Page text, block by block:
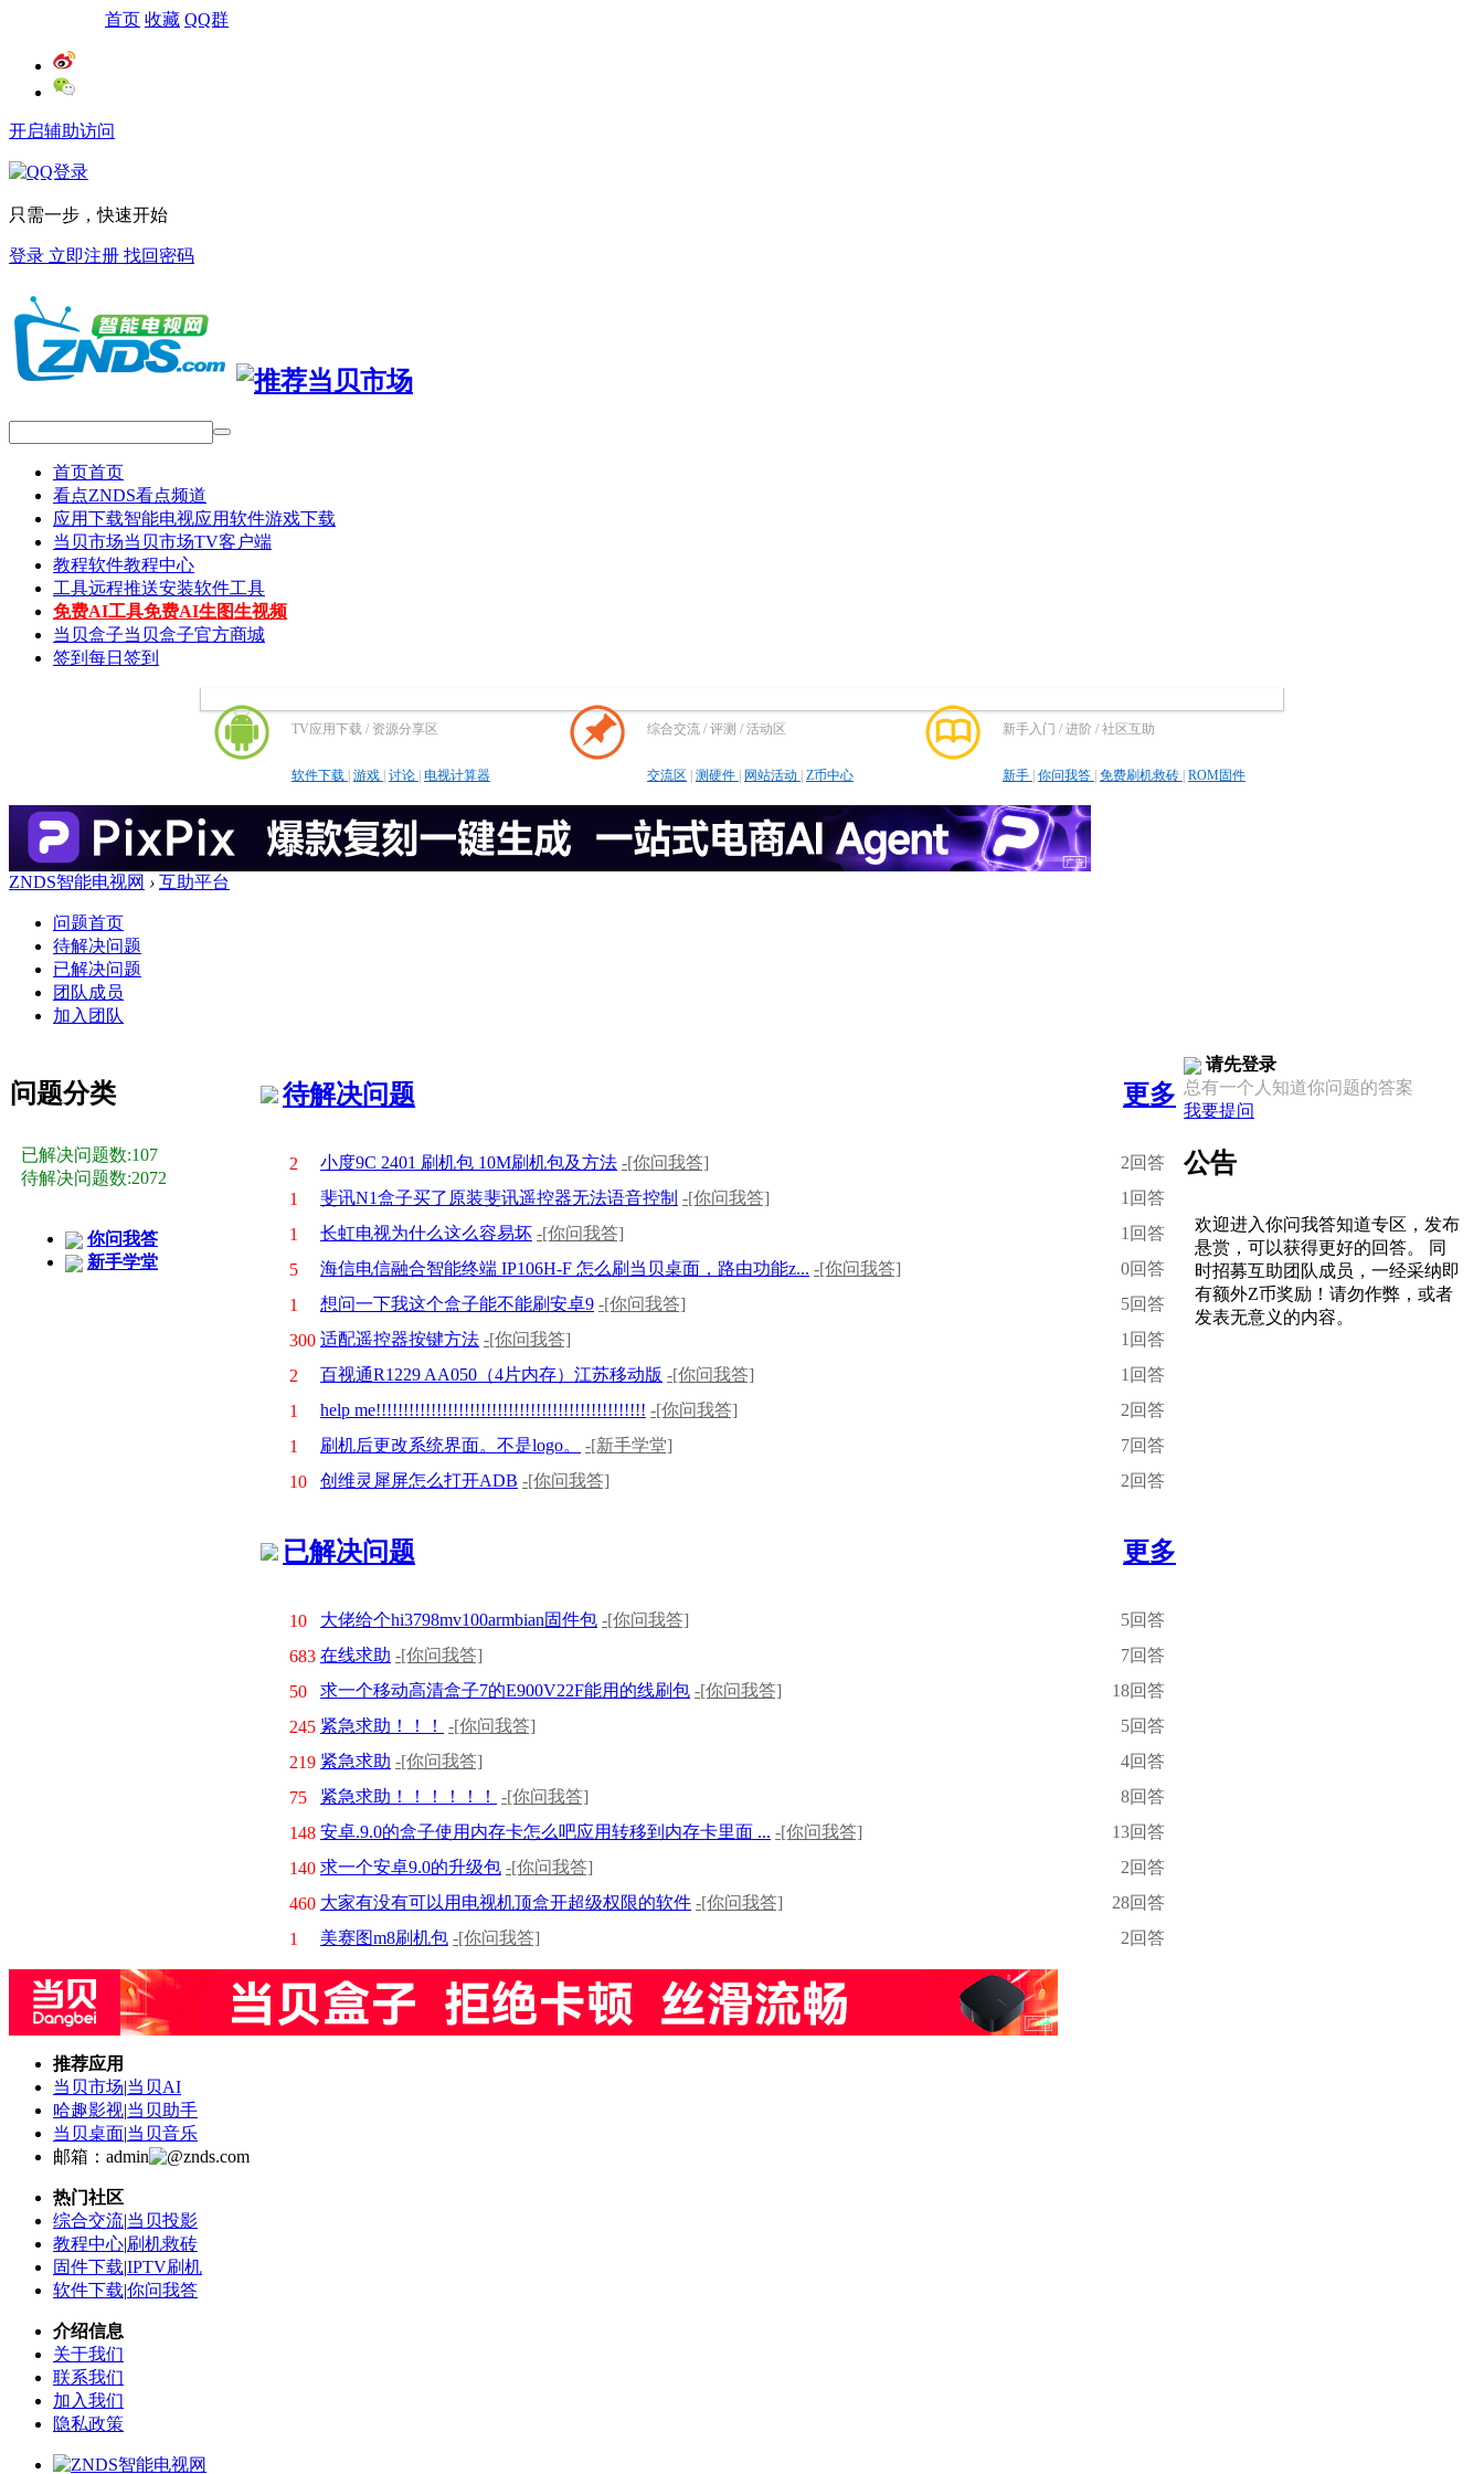
首页 收藏 QQ群
开启辅助访问
只需一步，快速开始
登录 立即注册 找回密码
首页首页
看点ZNDS看点频道
应用下载智能电视应用软件游戏下载
当贝市场当贝市场TV客户端
教程软件教程中心
工具远程推送安装软件工具
免费AI工具免费AI生图生视频
当贝盒子当贝盒子官方商城
签到 每日签到
TV应用下载 / 资源分享区
软件下载 | 游戏 | 讨论 | 电视计算器
综合交流 / 评测 / 活动区
交流区 | 测硬件 | 网站活动 | Z币中心
新手入门 / 进阶 / 社区互助
新手 | 你问我答 | 免费刷机救砖 | ROM固件
ZNDS智能电视网 › 互助平台
问题首页
待解决问题
已解决问题
团队成员
加入团队
问题分类
已解决问题数:107
待解决问题数:2072
你问我答
新手学堂
待解决问题 更多
2 小度9C 2401 刷机包 10M刷机包及方法 -[你问我答]
2回答
1
斐讯N1盒子买了原装斐讯遥控器无法语音控制 -[你问我答]
1回答
1
长虹电视为什么这么容易坏 -[你问我答]
1回答
5
海信电信融合智能终端 IP106H-F 怎么刷当贝桌面，路由功能z... -[你问我答]
0回答
1
想问一下我这个盒子能不能刷安卓9 -[你问我答]
5回答
300 适配遥控器按键方法 -[你问我答]
1回答
2
百视通R1229 AA050（4片内存）江苏移动版 -[你问我答]
1回答
1
help me!!!!!!!!!!!!!!!!!!!!!!!!!!!!!!!!!!!!!!!!!!!!!!!!! -[你问我答]
2回答
1
刷机后更改系统界面。不是logo。 -[新手学堂]
7回答
10
创维灵犀屏怎么打开ADB -[你问我答] 2回答
已解决问题 更多
10 大佬给个hi3798mv100armbian固件包 -[你问我答]
5回答
683 在线求助 -[你问我答]
7回答
50
求一个移动高清盒子7的E900V22F能用的线刷包 -[你问我答]
18回答
245 紧急求助！！！ -[你问我答]
5回答
219 紧急求助 -[你问我答]
4回答
75
紧急求助！！！！！！ -[你问我答]
8回答
148 安卓.9.0的盒子使用内存卡怎么吧应用转移到内存卡里面 ... -[你问我答]
13回答
140 求一个安卓9.0的升级包 -[你问我答]
2回答
460 大家有没有可以用电视机顶盒开超级权限的软件 -[你问我答]
28回答
1
美赛图m8刷机包 -[你问我答] 2回答
请先登录
总有一个人知道你问题的答案
我要提问
公告
欢迎进入你问我答知道专区，发布
悬赏，可以获得更好的回答。 同
时招募互助团队成员，一经采纳即
有额外Z币奖励！请勿作弊，或者
发表无意义的内容。
推荐应用
当贝市场|当贝AI
哈趣影视|当贝助手
当贝桌面|当贝音乐
邮箱：admin
znds.com
热门社区
综合交流|当贝投影
教程中心|刷机救砖
固件下载|IPTV刷机
软件下载|你问我答
介绍信息
关于我们
联系我们
加入我们
隐私政策